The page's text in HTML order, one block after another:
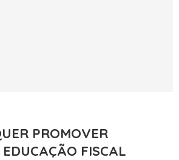
PROMOVER
FISCAL